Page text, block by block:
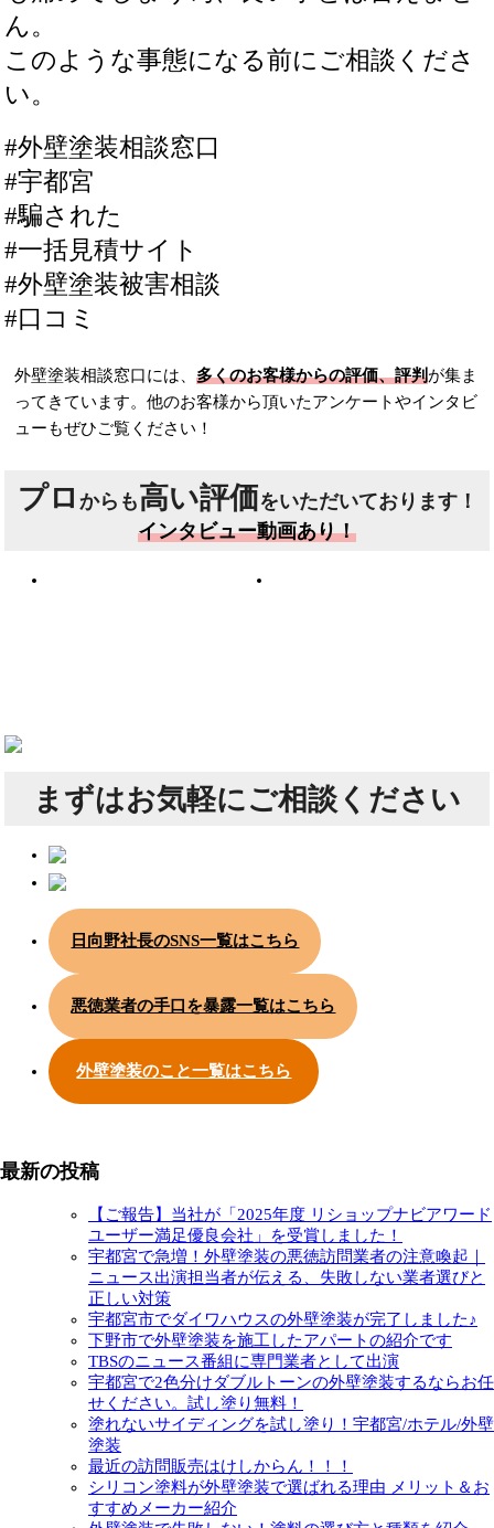
ん。
このような事態になる前にご相談くださ
い。
#外壁塗装相談窓口
#宇都宮
#騙された
#一括見積サイト
#外壁塗装被害相談
#口コミ
外壁塗装相談窓口には、多くのお客様からの評価、評判が集ま
ってきています。他のお客様から頂いたアンケートやインタビ
ューもぜひご覧ください！
プロ からも高い評価をいただいております！
インタビュー動画あり！
まずはお気軽にご相談ください
日向野社長のSNS一覧はこちら
悪徳業者の手口を暴露一覧はこちら
外壁塗装のこと一覧はこちら
最新の投稿
【ご報告】当社が「2025年度 リショップナビアワード
ユーザー満足優良会社」を受賞しました！
宇都宮で急増！外壁塗装の悪徳訪問業者の注意喚起｜
ニュース出演担当者が伝える、失敗しない業者選びと
正しい対策
宇都宮市でダイワハウスの外壁塗装が完了しました♪
下野市で外壁塗装を施工したアパートの紹介です
TBSのニュース番組に専門業者として出演
宇都宮で2色分けダブルトーンの外壁塗装するならお任
せください。試し塗り無料！
塗れないサイディングを試し塗り！宇都宮/ホテル/外壁
塗装
最近の訪問販売はけしからん！！！
シリコン塗料が外壁塗装で選ばれる理由 メリット＆お
すすめメーカー紹介